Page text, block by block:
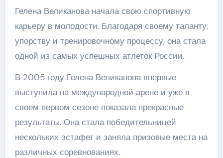
Гелена Великанова начала свою спортивную
карьеру в молодости. Благодаря своему таланту,
упорству и тренировочному процессу, она стала
одной из самых успешных атлеток России.
В 2005 году Гелена Великанова впервые
выступила на международной арене и уже в
своем первом сезоне показала прекрасные
результаты. Она стала победительницей
нескольких эстафет и заняла призовые места на
различных соревнованиях.